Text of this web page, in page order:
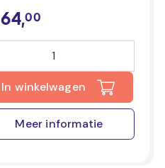
64,00
In winkelwagen
Meer informatie